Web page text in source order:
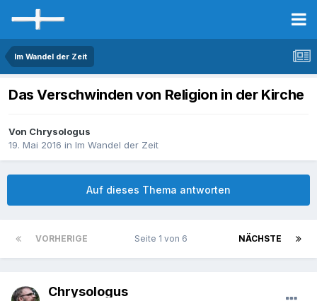
Im Wandel der Zeit
Das Verschwinden von Religion in der Kirche
Von Chrysologus
19. Mai 2016 in Im Wandel der Zeit
Auf dieses Thema antworten
VORHERIGE NÄCHSTE
Seite 1 von 6
Chrysologus